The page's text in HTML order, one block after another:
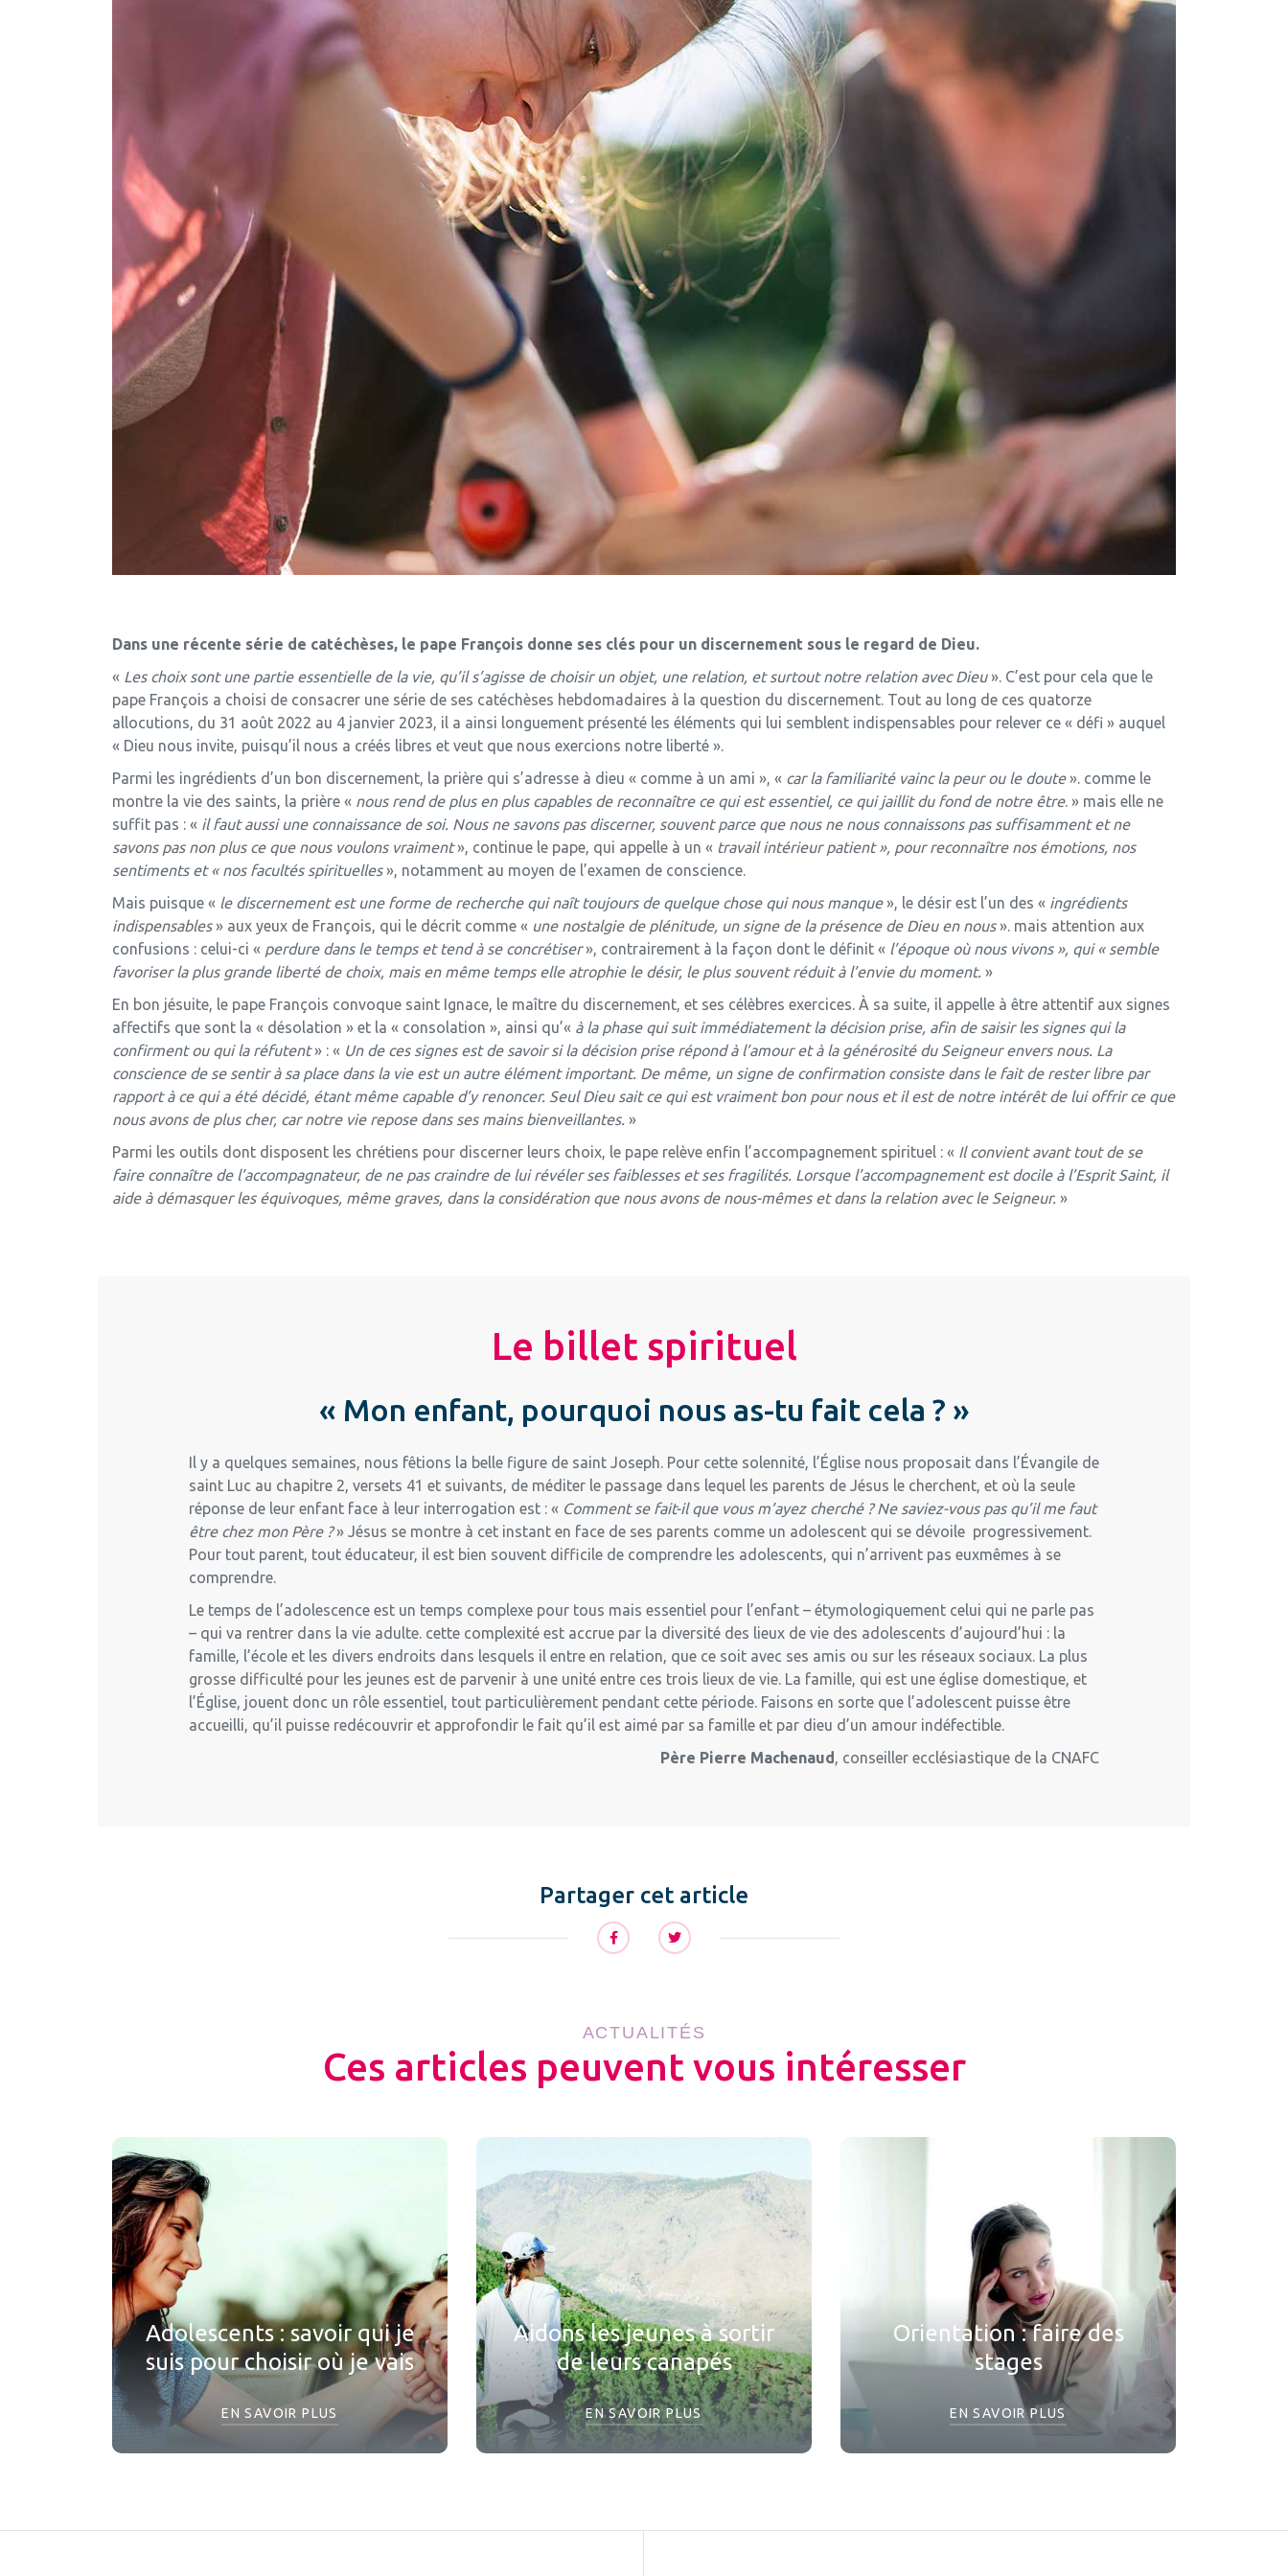
Dans une récente série de catéchèses, le pape François donne ses clés pour un discernement sous le regard de Dieu.
« Les choix sont une partie essentielle de la vie, qu’il s’agisse de choisir un objet, une relation, et surtout notre relation avec Dieu». C’est pour cela que le
pape François a choisi de consacrer une série de ses catéchèses hebdomadaires à la question du discernement. Tout au long de ces quatorze
allocutions, du 31 août 2022 au 4 janvier 2023, il a ainsi longuement présenté les éléments qui lui semblent indispensables pour relever ce « défi » auquel
« Dieu nous invite, puisqu’il nous a créés libres et veut que nous exercions notre liberté ».
Parmi les ingrédients d’un bon discernement, la prière qui s’adresse à dieu « comme à un ami », « car la familiarité vainc la peur ou le doute». comme le
montre la vie des saints, la prière « nous rend de plus en plus capables de reconnaître ce qui est essentiel, ce qui jaillit du fond de notre être. » mais elle ne
suffit pas : « il faut aussi une connaissance de soi. Nous ne savons pas discerner, souvent parce que nous ne nous connaissons pas suffisamment et ne
savons pas non plus ce que nous voulons vraiment», continue le pape, qui appelle à un « travail intérieur patient », pour reconnaître nos émotions, nos
sentiments et « nos facultés spirituelles», notamment au moyen de l’examen de conscience.
Mais puisque « le discernement est une forme de recherche qui naît toujours de quelque chose qui nous manque», le désir est l’un des « ingrédients
indispensables» aux yeux de François, qui le décrit comme « une nostalgie de plénitude, un signe de la présence de Dieu en nous». mais attention aux
confusions : celui-ci « perdure dans le temps et tend à se concrétiser», contrairement à la façon dont le définit « l’époque où nous vivons », qui « semble
favoriser la plus grande liberté de choix, mais en même temps elle atrophie le désir, le plus souvent réduit à l’envie du moment. »
En bon jésuite, le pape François convoque saint Ignace, le maître du discernement, et ses célèbres exercices. À sa suite, il appelle à être attentif aux signes
affectifs que sont la « désolation » et la « consolation », ainsi qu’« à la phase qui suit immédiatement la décision prise, afin de saisir les signes qui la
confirment ou qui la réfutent» : « Un de ces signes est de savoir si la décision prise répond à l’amour et à la générosité du Seigneur envers nous. La
conscience de se sentir à sa place dans la vie est un autre élément important. De même, un signe de confirmation consiste dans le fait de rester libre par
rapport à ce qui a été décidé, étant même capable d’y renoncer. Seul Dieu sait ce qui est vraiment bon pour nous et il est de notre intérêt de lui offrir ce que
nous avons de plus cher, car notre vie repose dans ses mains bienveillantes. »
Parmi les outils dont disposent les chrétiens pour discerner leurs choix, le pape relève enfin l’accompagnement spirituel : « Il convient avant tout de se
faire connaître de l’accompagnateur, de ne pas craindre de lui révéler ses faiblesses et ses fragilités. Lorsque l’accompagnement est docile à l’Esprit Saint, il
aide à démasquer les équivoques, même graves, dans la considération que nous avons de nous-mêmes et dans la relation avec le Seigneur. »
Le billet spirituel
« Mon enfant, pourquoi nous as-tu fait cela ? »
Il y a quelques semaines, nous fêtions la belle figure de saint Joseph. Pour cette solennité, l’Église nous proposait dans l’Évangile de
saint Luc au chapitre 2, versets 41 et suivants, de méditer le passage dans lequel les parents de Jésus le cherchent, et où la seule
réponse de leur enfant face à leur interrogation est : « Comment se fait-il que vous m’ayez cherché ? Ne saviez-vous pas qu’il me faut
être chez mon Père ?» Jésus se montre à cet instant en face de ses parents comme un adolescent qui se dévoile progressivement.
Pour tout parent, tout éducateur, il est bien souvent difficile de comprendre les adolescents, qui n’arrivent pas euxmêmes à se
comprendre.
Le temps de l’adolescence est un temps complexe pour tous mais essentiel pour l’enfant – étymologiquement celui qui ne parle pas
– qui va rentrer dans la vie adulte. cette complexité est accrue par la diversité des lieux de vie des adolescents d’aujourd’hui : la
famille, l’école et les divers endroits dans lesquels il entre en relation, que ce soit avec ses amis ou sur les réseaux sociaux. La plus
grosse difficulté pour les jeunes est de parvenir à une unité entre ces trois lieux de vie. La famille, qui est une église domestique, et
l’Église, jouent donc un rôle essentiel, tout particulièrement pendant cette période. Faisons en sorte que l’adolescent puisse être
accueilli, qu’il puisse redécouvrir et approfondir le fait qu’il est aimé par sa famille et par dieu d’un amour indéfectible.
Père Pierre Machenaud, conseiller ecclésiastique de la CNAFC
Partager cet article
ACTUALITÉS
Ces articles peuvent vous intéresser
Adolescents : savoir qui je
suis pour choisir où je vais
EN SAVOIR PLUS
Aidons les jeunes à sortir
de leurs canapés
EN SAVOIR PLUS
Orientation : faire des
stages
EN SAVOIR PLUS